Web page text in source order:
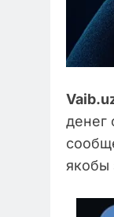
Vaib.
денег
якобы